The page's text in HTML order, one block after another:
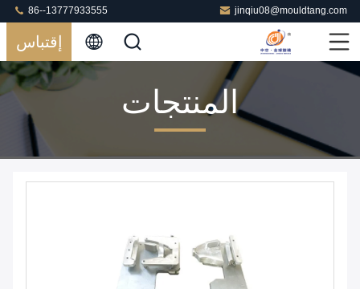
jinqiu08@mouldtang.com
86--13777933555
إقتباس
المنتجات